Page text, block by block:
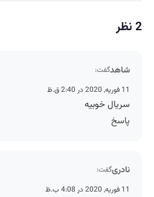
2 نظر
شاهدگفت:
11 فوریه, 2020 در 2:40 ق.ظ
سریال خوبیه
پاسخ
نادریگفت:
11 فوریه, 2020 در 4:08 ب.ظ